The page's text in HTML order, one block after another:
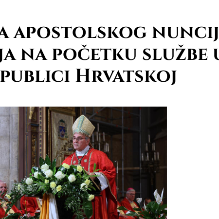
apostolskog
na početku službe
Hrvatskoj